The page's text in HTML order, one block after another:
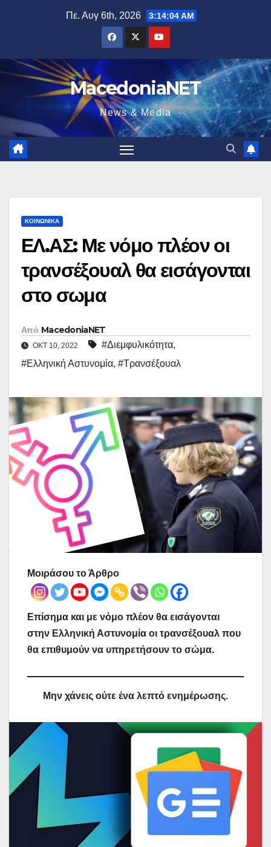
Πε. Αυγ 6th, 2026 3:14:05 AM
MacedoniaNET
News & Media
ΚΟΙΝΩΝΙΚΆ
ΕΛ.ΑΣ: Με νόμο πλέον οι
τρανσέξουαλ θα εισάγονται
στο σωμα
Από MacedoniaNET
ΟΚΤ 10, 2022 #Διεμφυλικότητα,
#Ελληνική Αστυνομία, #Τρανσέξουαλ
Μοιράσου το Άρθρο
Επίσημα και με νόμο πλέον θα εισάγονται
στην Ελληνική Αστυνομία οι τρανσέξουαλ που
θα επιθυμούν να υπηρετήσουν το σώμα.
Μην χάνεις ούτε ένα λεπτό ενημέρωσης.